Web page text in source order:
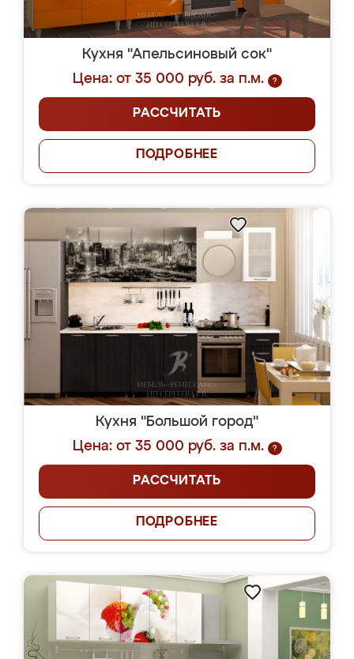
Кухня "Апельсиновый сок"
Цена: от 35 000 руб. за п.м.
?
РАССЧИТАТЬ
ПОДРОБНЕЕ
Кухня "Большой город"
Цена: от 35 000 руб. за п.м.
?
РАССЧИТАТЬ
ПОДРОБНЕЕ